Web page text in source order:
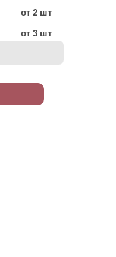
от 2 шт
от 3 шт